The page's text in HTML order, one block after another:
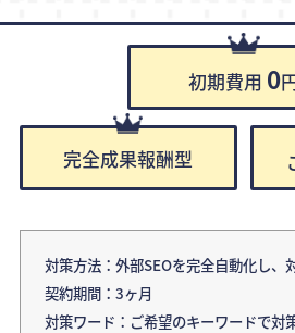
初期費用 0
完全成果報酬型
対策方法：外部SEOを完全自動化し、
契約期間：3ヶ月
対策ワード：ご希望のキーワードで対